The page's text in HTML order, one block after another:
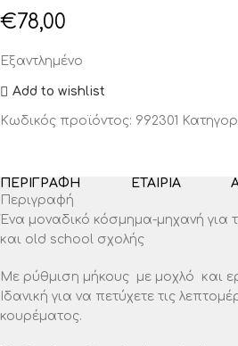
€78,00
Εξαντλημένο
Add to wishlist
Κωδικός προϊόντος: 992301
ΠΕΡΙΓΡΑΦΉ ΕΤΑΙΡΊΑ
Περιγραφή
Ένα μοναδικό κόσμημα-μηχανή για
και old school σχολής
Με ρύθμιση μήκους με μοχλό και
Ιδανική για να πετύχετε τις
κουρέματος.